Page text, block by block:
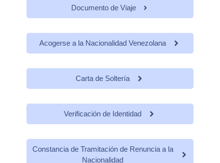
Documento de Viaje
Acogerse a la Nacionalidad Venezolana
Carta de Soltería
Verificación de Identidad
Constancia de Tramitación de Renuncia a la
Nacionalidad